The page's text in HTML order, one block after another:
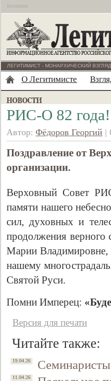
Бесплатно
ЛЕГИТИМИСТ - МОНАРХИЧЕСКИЙ
О Легитимисте
РИС-О 82 года!
Автор: Фёдоров Георгий |
Поздравление от
организации.
Верховный Совет
памяти нашего
сил, духовных и
продолжения
Марии
нашему
Святой Руси.
Помни Имперец:
Версия для печати
Читайте также:
19.04.26
11.04.26